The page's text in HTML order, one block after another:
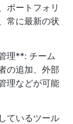
ポートフォリ
常に最新の状
理**: チーム
の追加、外部
理などが可能
ているツール